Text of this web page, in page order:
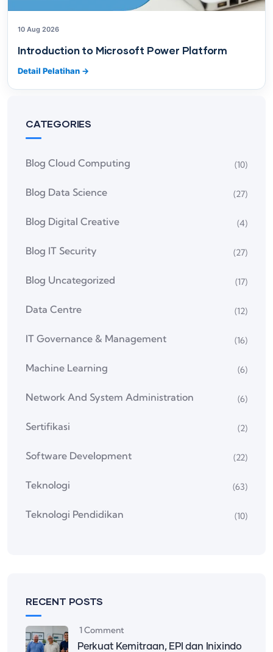
10 Aug 2026
Introduction to Microsoft Power Platform
Detail Pelatihan →
CATEGORIES
Blog Cloud Computing (10)
Blog Data Science (27)
Blog Digital Creative (4)
Blog IT Security (27)
Blog Uncategorized (17)
Data Centre (12)
IT Governance & Management (16)
Machine Learning (6)
Network And System Administration (6)
Sertifikasi (2)
Software Development (22)
Teknologi (63)
Teknologi Pendidikan (10)
RECENT POSTS
1 Comment
Perkuat Kemitraan, EPI dan Inixindo